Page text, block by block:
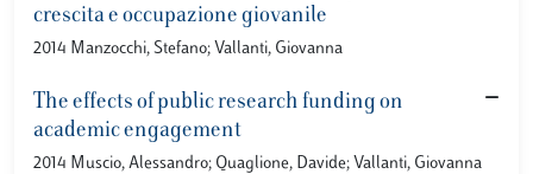
crescita e occupazione giovanile
2014 Manzocchi, Stefano; Vallanti, Giovanna
The effects of public research funding on
academic engagement
2014 Muscio, Alessandro; Quaglione, Davide; Vallanti, Giovanna